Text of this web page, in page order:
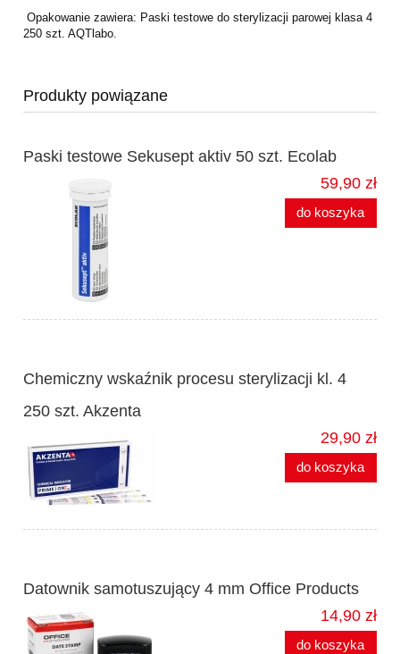
Opakowanie zawiera: Paski testowe do sterylizacji parowej klasa 4
250 szt. AQTlabo.
Produkty powiązane
Paski testowe Sekusept aktiv 50 szt. Ecolab
59,90 zł
do koszyka
Chemiczny wskaźnik procesu sterylizacji kl. 4
250 szt. Akzenta
29,90 zł
do koszyka
Datownik samotuszujący 4 mm Office Products
14,90 zł
do koszyka